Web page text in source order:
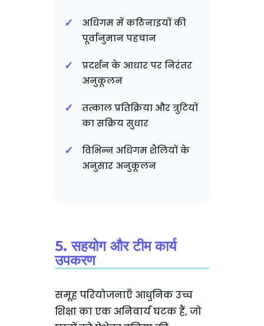
अधिगम में कठिनाइयों की
पूर्वानुमान पहचान
प्रदर्शन के आधार पर निरंतर
अनुकूलन
तत्काल प्रतिक्रिया और त्रुटियों
का सक्रिय सुधार
विभिन्न अधिगम शैलियों के
अनुसार अनुकूलन
5. सहयोग और टीम कार्य
उपकरण
समूह परियोजनाएँ आधुनिक उच्च
शिक्षा का एक अनिवार्य घटक हैं, जो